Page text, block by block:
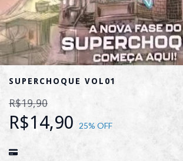
SUPERCHOQUE VOL01
R$19,90
R$14,90 25% OFF